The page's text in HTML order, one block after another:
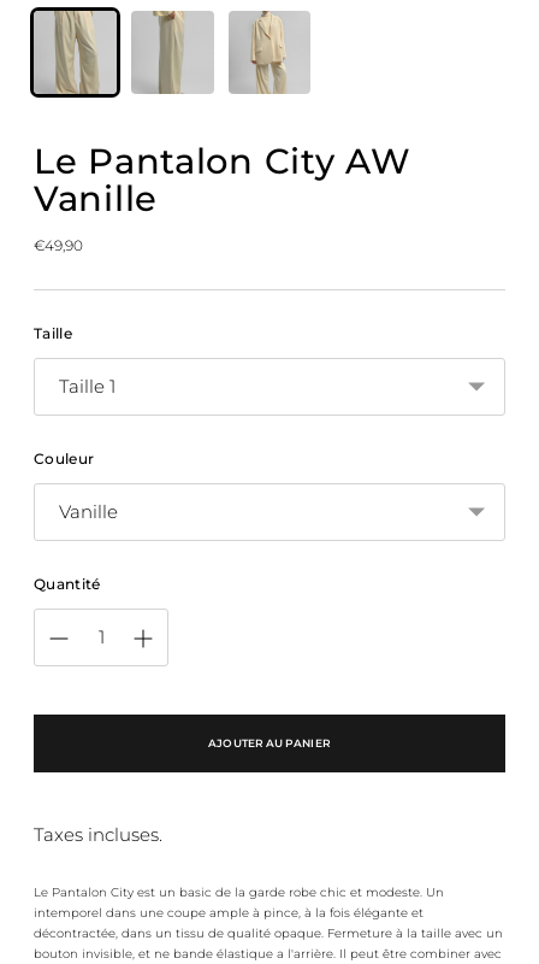
Le Pantalon City AW
Vanille
€49,90
Prix
Taille
Couleur
Quantité
AJOUTER AU PANIER
Taxes incluses.
Le Pantalon City est un basic de la garde robe chic et modeste. Un
intemporel dans une coupe ample à pince, à la fois élégante et
décontractée, dans un tissu de qualité opaque. Fermeture à la taille avec un
bouton invisible, et ne bande élastique a l'arrière. Il peut être combiner avec